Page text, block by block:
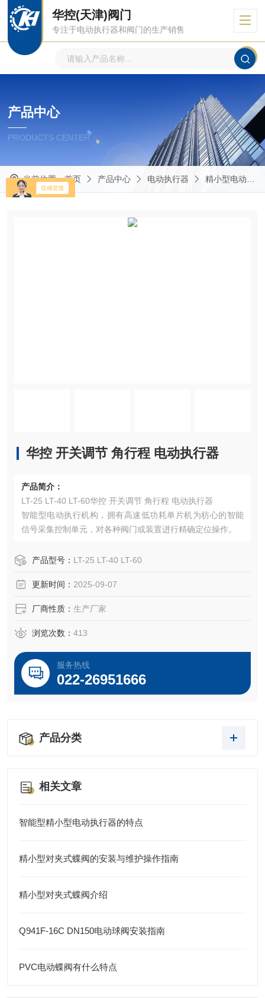
华控(天津)阀门
专注于电动执行器和阀门的生产销售
产品中心
PRODUCTS CENTER
当前位置：首页 产品中心 电动执行器 精小型电动执行器
华控 开关调节 角行程 电动执行器
产品简介：
LT-25 LT-40 LT-60华控 开关调节 角行程 电动执行器
智能型电动执行机构，拥有高速低功耗单片机为枋心的智能
信号采集控制单元，对各种阀门或装置进行精确定位操作。
产品型号： LT-25 LT-40 LT-60
更新时间： 2025-09-07
厂商性质： 生产厂家
浏览次数： 413
服务热线
022-26951666
产品分类
相关文章
智能型精小型电动执行器的特点
精小型对夹式蝶阀的安装与维护操作指南
精小型对夹式蝶阀介绍
Q941F-16C DN150电动球阀安装指南
PVC电动蝶阀有什么特点